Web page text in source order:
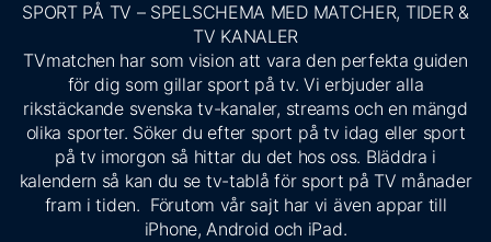
SPORT PÅ TV – SPELSCHEMA MED MATCHER, TIDER &
TV KANALER
TVmatchen har som vision att vara den perfekta guiden
för dig som gillar sport på tv. Vi erbjuder alla
rikstäckande svenska tv-kanaler, streams och en mängd
olika sporter. Söker du efter sport på tv idag eller sport
på tv imorgon så hittar du det hos oss. Bläddra i
kalendern så kan du se tv-tablå för sport på TV månader
fram i tiden. Förutom vår sajt har vi även appar till
iPhone, Android och iPad.